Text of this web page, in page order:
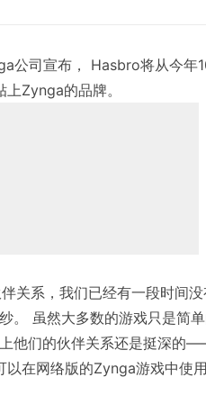
司宣布， Hasbro将从今年
Zynga的品牌。
关系，我们已经有一段时间没
。 虽然大多数的游戏只是简
他们的伙伴关系还是挺深的
在网络版的Zynga游戏中使用